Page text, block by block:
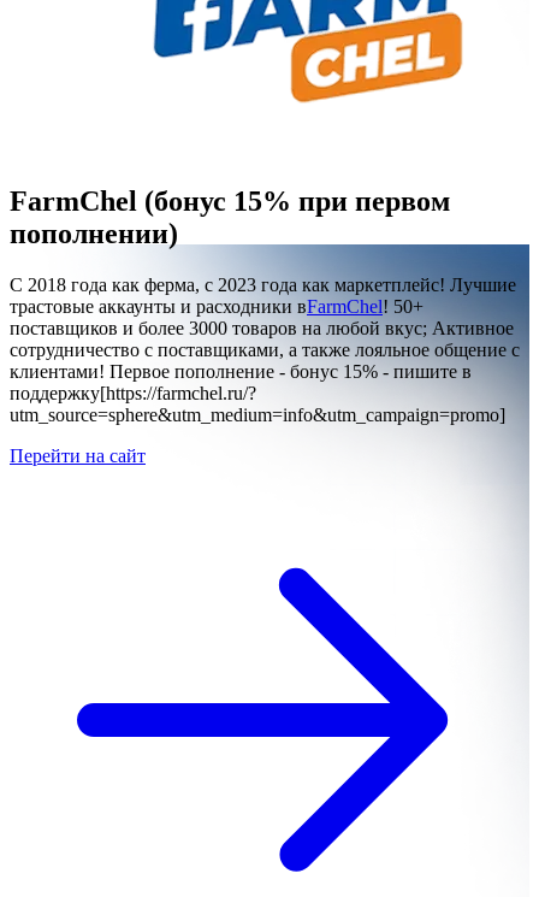
FarmChel (бонус 15% при первом
пополнении)
С 2018 года как ферма, с 2023 года как маркетплейс! Лучшие
трастовые аккаунты и расходники вFarmChel! 50+
поставщиков и более 3000 товаров на любой вкус; Активное
сотрудничество с поставщиками, а также лояльное общение с
клиентами! Первое пополнение - бонус 15% - пишите в
поддержку[https://farmchel.ru/?
utm_source=sphere&utm_medium=info&utm_campaign=promo]
Перейти на сайт